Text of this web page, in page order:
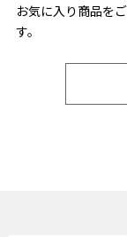
お気に入り商品を
す。